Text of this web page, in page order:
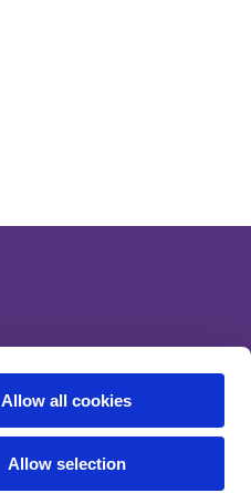
Allow all cookies
Allow selection